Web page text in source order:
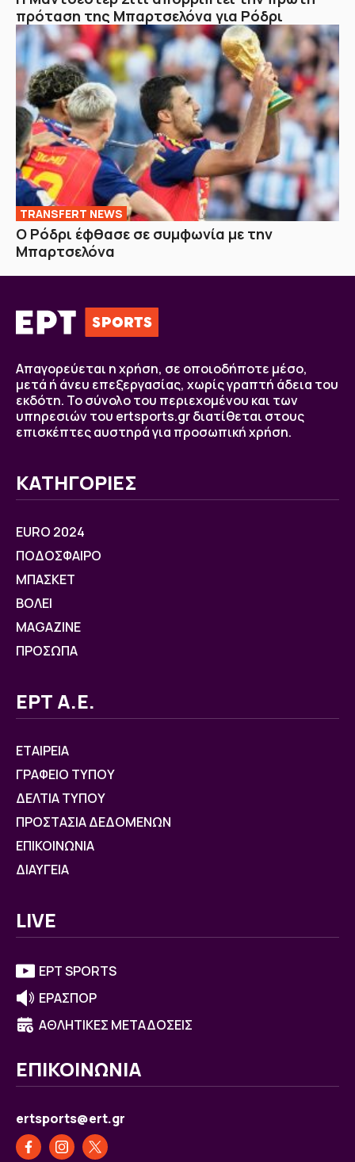
πρόταση της Μπαρτσελόνα για Ρόδρι
TRANSFERT NEWS
O Ρόδρι έφθασε σε συμφωνία με την
Μπαρτσελόνα
Απαγορεύεται η χρήση, σε οποιοδήποτε μέσο,
μετά ή άνευ επεξεργασίας, χωρίς γραπτή άδεια του
εκδότη. Το σύνολο του περιεχομένου και των
υπηρεσιών του ertsports.gr διατίθεται στους
επισκέπτες αυστηρά για προσωπική χρήση.
ΚΑΤΗΓΟΡΙΕΣ
EURO 2024
ΠΟΔΟΣΦΑΙΡΟ
ΜΠΑΣΚΕΤ
ΒOΛΕΙ
MAGAZINE
ΠΡΟΣΩΠΑ
ΕΡΤ Α.Ε.
ΕΤΑΙΡΕΙΑ
ΓΡΑΦΕΙΟ ΤΥΠΟΥ
ΔΕΛΤΙΑ ΤΥΠΟΥ
ΠΡΟΣΤΑΣΙΑ ΔΕΔΟΜΕΝΩΝ
ΕΠΙΚΟΙΝΩΝΙΑ
ΔΙΑΥΓΕΙΑ
LIVE
ΕΡΤ SPORTS
ΕΡΑΣΠΟΡ
ΑΘΛΗΤΙΚΕΣ ΜΕΤΑΔΟΣΕΙΣ
ΕΠΙΚΟΙΝΩΝΙΑ
ertsports@ert.gr